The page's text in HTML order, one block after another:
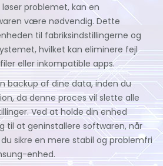
problemet, kan en
være nødvendig. Dette
til fabriksindstillingerne og
hvilket kan eliminere fejl
eller inkompatible apps.
backup af dine data, inden du
da denne proces vil slette alle
Ved at holde din enhed
til at geninstallere softwaren, når
sikre en mere stabil og problemfri
enhed.